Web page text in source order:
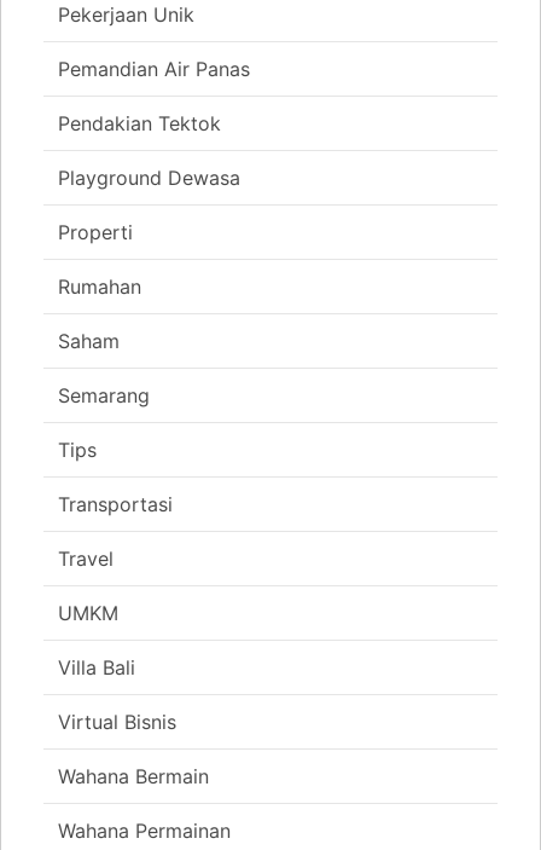
Pekerjaan Unik
Pemandian Air Panas
Pendakian Tektok
Playground Dewasa
Properti
Rumahan
Saham
Semarang
Tips
Transportasi
Travel
UMKM
Villa Bali
Virtual Bisnis
Wahana Bermain
Wahana Permainan